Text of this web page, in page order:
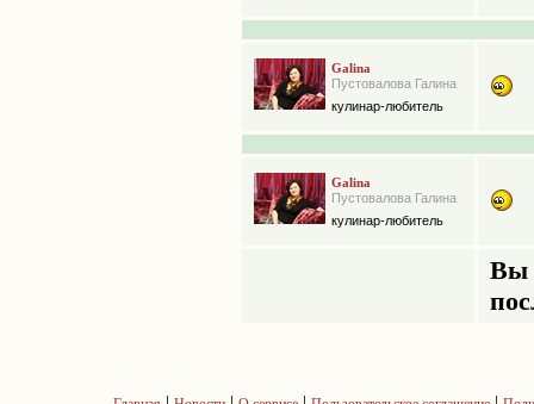
Galina
Пустовалова Галина
кулинар-любитель
Galina
Пустовалова Галина
кулинар-любитель
Вы